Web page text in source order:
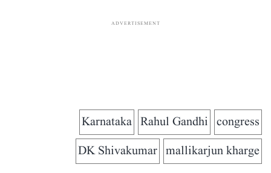
ADVERTISEMENT
congress
Rahul Gandhi
Karnataka
mallikarjun kharge
DK Shivakumar